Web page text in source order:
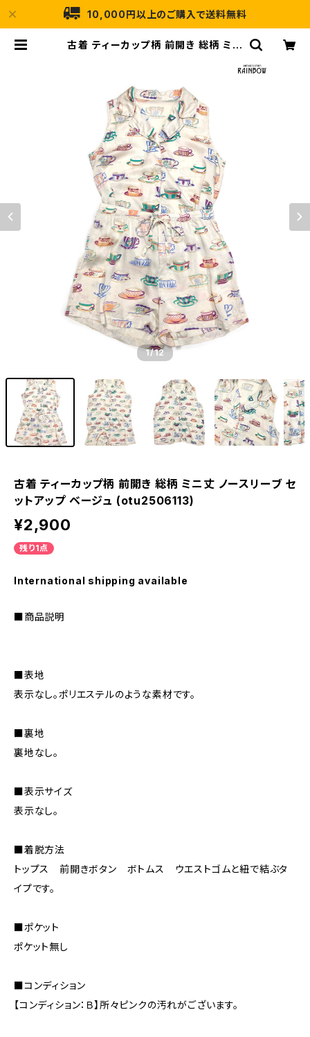
10,000円以上のご購入で送料無料
古着 ティーカップ柄 前開き 総柄 ミニ
ュ (otu2506113) | 古着屋RAINB
1/12
古着 ティーカップ柄 前開き 総柄 ミニ丈 ノースリーブ セ
ットアップ ベージュ (otu2506113)
¥2,900
残り1点
International shipping available
■商品説明
■表地
表示なし。ポリエステルのような素材です。
■裏地
裏地なし。
■表示サイズ
表示なし。
■着脱方法
トップス 前開きボタン ボトムス ウエストゴムと紐で結ぶタ
イプです。
■ポケット
ポケット無し
■コンディション
【コンディション：Ｂ】所々ピンクの汚れがございます。